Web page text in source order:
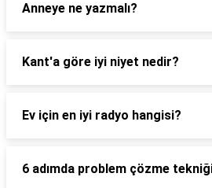
Anneye ne yazmalı?
Kant'a göre iyi niyet nedir?
Ev için en iyi radyo hangisi?
6 adımda problem çözme